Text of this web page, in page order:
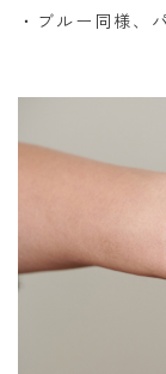
・ブルー同様、